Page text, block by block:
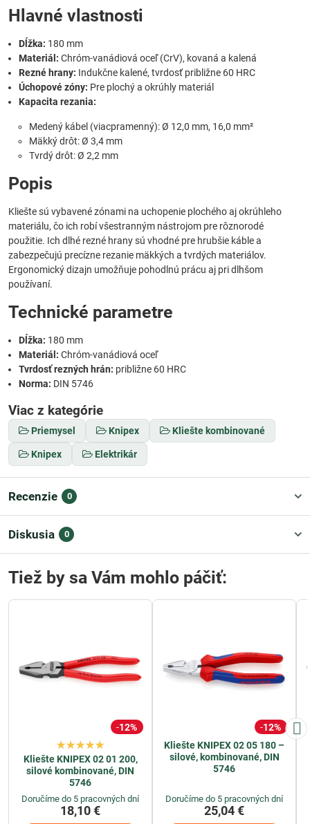
Hlavné vlastnosti
Dĺžka: 180 mm
Materiál: Chróm-vanádiová oceľ (CrV), kovaná a kalená
Rezné hrany: Indukčne kalené, tvrdosť približne 60 HRC
Úchopové zóny: Pre plochý a okrúhly materiál
Kapacita rezania:
Medený kábel (viacpramenný): Ø 12,0 mm, 16,0 mm²
Mäkký drôt: Ø 3,4 mm
Tvrdý drôt: Ø 2,2 mm
Popis
Kliešte sú vybavené zónami na uchopenie plochého aj okrúhleho
materiálu, čo ich robí všestranným nástrojom pre rôznorodé
použitie. Ich dlhé rezné hrany sú vhodné pre hrubšie káble a
zabezpečujú precízne rezanie mäkkých a tvrdých materiálov.
Ergonomický dizajn umožňuje pohodlnú prácu aj pri dlhšom
používaní.
Technické parametre
Dĺžka: 180 mm
Materiál: Chróm-vanádiová oceľ
Tvrdosť rezných hrán: približne 60 HRC
Norma: DIN 5746
Viac z kategórie
Priemysel Knipex Kliešte kombinované
Knipex Elektrikár
Recenzie 0
Diskusia 0
Tiež by sa Vám mohlo páčiť:
12%
Kliešte KNIPEX 02 01 200,
silové kombinované, DIN
5746
Doručíme do 5 pracovných dní
18,10 €
12%
Kliešte KNIPEX 02 05 180 –
silové, kombinované, DIN
5746
Doručíme do 5 pracovných dní
25,04 €